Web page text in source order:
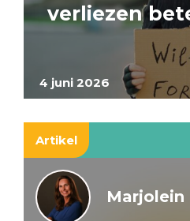
4 juni 2026
verliezen
Artikel
Marjolein